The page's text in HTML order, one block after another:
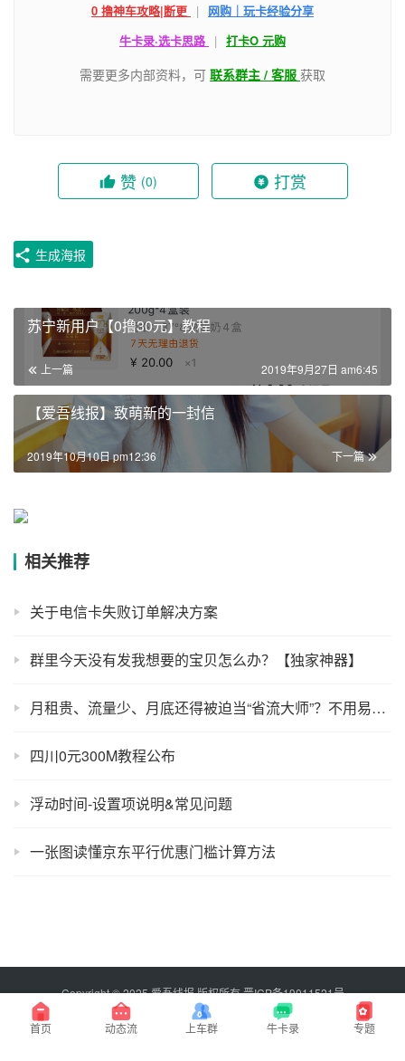
0 撸神车攻略|断更 |
网购｜玩卡经验分享
牛卡录·选卡思路 | 打卡O 元购
需要更多内部资料，可 联系群主 / 客服 获取
赞 (0) 打赏
生成海报
苏宁新用户【0撸30元】教程
上一篇 2019年9月27日 am6:45
【爱吾线报】致萌新的一封信
下一篇
2019年10月10日 pm12:36
相关推荐
关于电信卡失败订单解决方案
群里今天没有发我想要的宝贝怎么办？【独家神器】
月租贵、流量少、月底还得被迫当“省流大师”？不用易跑路的所谓物联卡，也能实现流量自由！【无套路，正规3大运营商卡】
四川0元300M教程公布
浮动时间-设置项说明&常见问题
一张图读懂京东平行优惠门槛计算方法
Copyright © 2025 爱吾线报 版权所有晋ICP备19011521号
百度搜索：爱吾线报，永不迷路！
首页
动态流 上车群 牛卡录 专题